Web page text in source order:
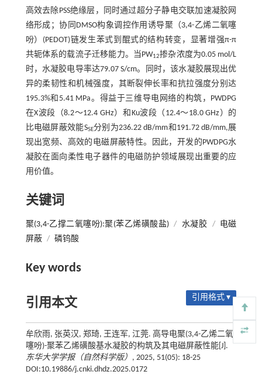
高效去除PSS绝缘层，同时通过超分子静电交联加速凝胶网
络形成；协同DMSO构象调控作用诱导聚（3,4-乙烯二氧噻
吩）(PEDOT)链发生苯式到醌式的结构转变，显著增强π-π
共轭体系的载流子迁移能力。当PW12掺杂浓度为0.05 mol/L
时，水凝胶电导率达79.07 S/cm。同时，该水凝胶展现出优
异的柔韧性和机械强度，其断裂伸长率和抗拉强度分别达
195.3%和5.41 MPa。得益于三维导电网络的构筑，PWDPG
在X波段（8.2～12.4 GHz）和Ku波段（12.4～18.0 GHz）的
比电磁屏蔽效能SSE分别为236.22 dB/mm和191.72 dB/mm,展
现出宽频、高效的电磁屏蔽特性。因此，开发的PWDPG水
凝胶在面向柔性电子器件的电磁防护领域展现出重要的应
用价值。
关键词
聚(3,4-乙撑二氧噻吩):聚(苯乙烯磺酸盐) / 水凝胶 /
电磁
屏蔽 / 磷钨酸
Key words
引用本文 引用格式 ▾
牟欣雨, 张英汉, 郑琦, 王连军, 江莞. 高导电聚(3,4-乙烯二氧
噻吩)-聚苯乙烯磺酸基水凝胶的构筑及其电磁屏蔽性能[J].
东华大学学报（自然科学版） , 2025, 51(05): 18-25
DOI:10.19886/j.cnki.dhdz.2025.0172